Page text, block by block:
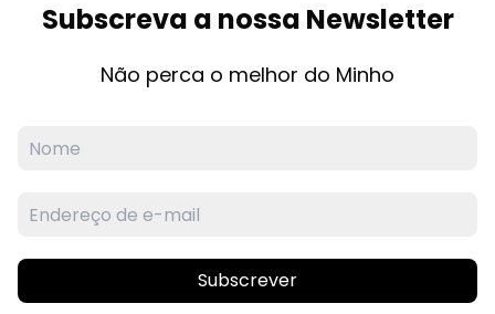
Subscreva a nossa Newsletter
Não perca o melhor do Minho
Subscrever